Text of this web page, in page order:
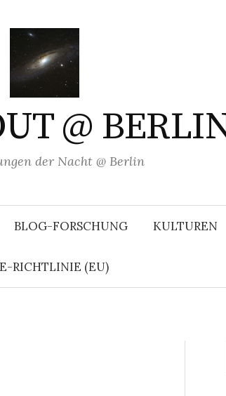
@
der Nacht @ Berlin
BLOG-FORSCHUNG KULTUREN
RICHTLINIE (EU)